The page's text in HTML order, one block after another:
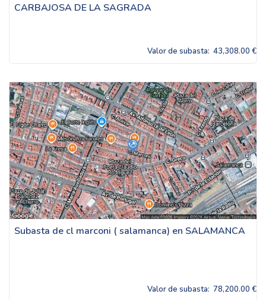
CARBAJOSA DE LA SAGRADA
Valor de subasta: 43,308.00 €
Subasta de cl marconi ( salamanca) en SALAMANCA
Valor de subasta: 78,200.00 €